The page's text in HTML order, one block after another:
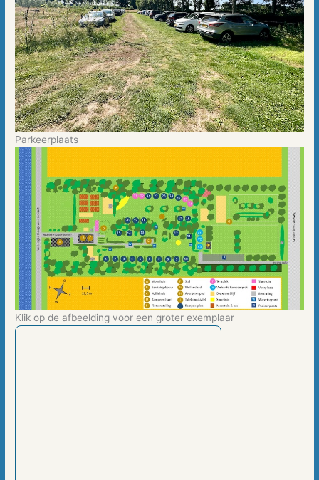
Parkeerplaats
Klik op de afbeelding voor een groter exemplaar